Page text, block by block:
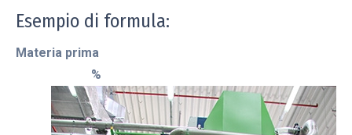
Esempio di formula:
Materia prima
%